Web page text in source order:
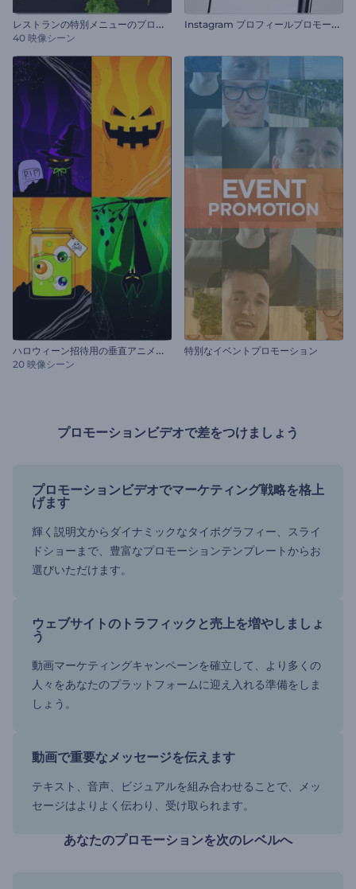
レ
ストランの特別メニューのプロモーション
40 映像シーン
I
nstagram プロフィールプロモーション
ハ
ロウィーン招待用の垂直アニメーション
20 映像シーン
特別なイベントプロモーション
プロモーションビデオで差をつけましょう
プロモーションビデオでマーケティング戦略を格上
げます
輝く説明文からダイナミックなタイポグラフィー、スライ
ドショーまで、豊富なプロモーションテンプレートからお
選びいただけます。
ウェブサイトのトラフィックと売上を増やしましょ
う
動画マーケティングキャンペーンを確立して、より多くの
人々をあなたのプラットフォームに迎え入れる準備をしま
しょう。
動画で重要なメッセージを伝えます
テキスト、音声、ビジュアルを組み合わせることで、メッ
セージはよりよく伝わり、受け取られます。
あなたのプロモーションを次のレベルへ